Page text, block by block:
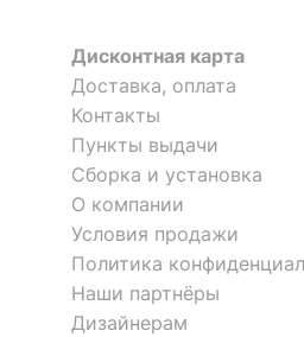
Дисконтная карта
Доставка, оплата
Контакты
Пункты выдачи
Сборка и установка
О компании
Условия продажи
Политика
Наши партнёры
Дизайнерам